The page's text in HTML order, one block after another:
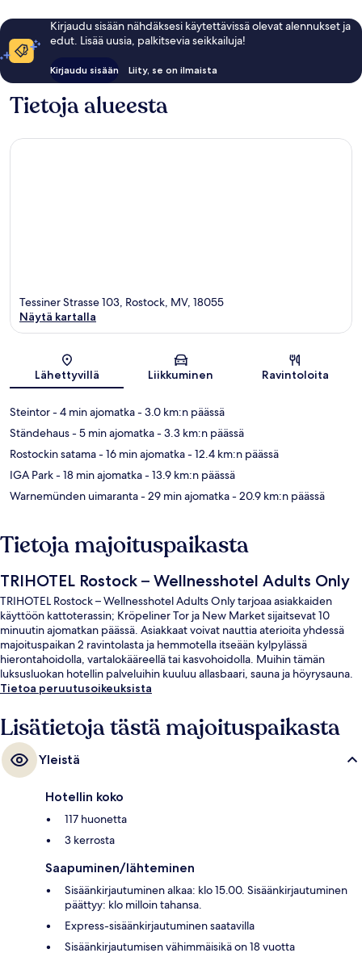
Kirjaudu sisään nähdäksesi käytettävissä olevat alennukset ja
edut. Lisää uusia, palkitsevia seikkailuja!
Kirjaudu sisään Liity, se on ilmaista
Tietoja alueesta
Kartta
Tessiner Strasse 103, Rostock, MV, 18055
Näytä kartalla
Lähettyvillä Liikkuminen Ravintoloita
Steintor- 4 min ajomatka- 3.0 km:n päässä
Ständehaus- 5 min ajomatka- 3.3 km:n päässä
Rostockin satama- 16 min ajomatka- 12.4 km:n päässä
IGA Park- 18 min ajomatka- 13.9 km:n päässä
Warnemünden uimaranta- 29 min ajomatka- 20.9 km:n päässä
Tietoja majoituspaikasta
TRIHOTEL Rostock – Wellnesshotel Adults Only
TRIHOTEL Rostock – Wellnesshotel Adults Only tarjoaa asiakkaiden
käyttöön kattoterassin; Kröpeliner Tor ja New Market sijaitsevat 10
minuutin ajomatkan päässä. Asiakkaat voivat nauttia aterioita yhdessä
majoituspaikan 2 ravintolasta ja hemmotella itseään kylpylässä
hierontahoidolla, vartalokääreellä tai kasvohoidolla. Muihin tämän
luksusluokan hotellin palveluihin kuuluu allasbaari, sauna ja höyrysauna.
Tietoa peruutusoikeuksista
Lisätietoja tästä majoituspaikasta
Yleistä
Hotellin koko
117 huonetta
3 kerrosta
Saapuminen/lähteminen
Sisäänkirjautuminen alkaa: klo 15.00. Sisäänkirjautuminen
päättyy: klo milloin tahansa.
Express-sisäänkirjautuminen saatavilla
Sisäänkirjautumisen vähimmäisikä on 18 vuotta